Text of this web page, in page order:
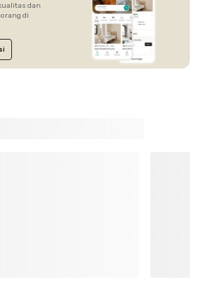
dan
di